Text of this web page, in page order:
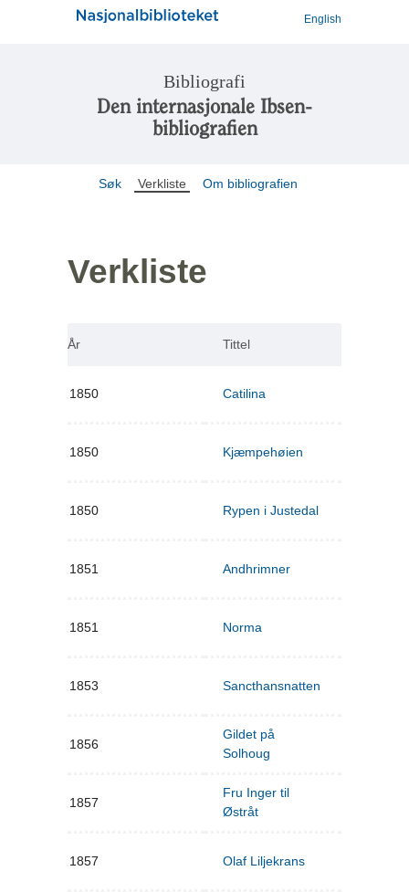
English
Bibliografi
Den internasjonale Ibsen-
bibliografien
Søk Verkliste Om bibliografien
Verkliste
År Tittel
1850 Catilina
1850 Kjæmpehøien
1850 Rypen i Justedal
1851 Andhrimner
1851 Norma
1853 Sancthansnatten
1856
Gildet på
Solhoug
1857
Fru Inger til
Østråt
1857 Olaf Liljekrans